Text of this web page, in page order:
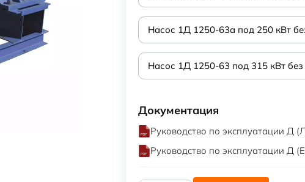
Насос 1Д 1250-63а под 250 кВт
Насос 1Д 1250-63 под 315 кВт без
Документация
Руководство по эксплуатации Д
Руководство по эксплуатации Д